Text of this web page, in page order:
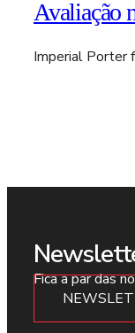
Avaliação
Imperial Porter
Fica a par das